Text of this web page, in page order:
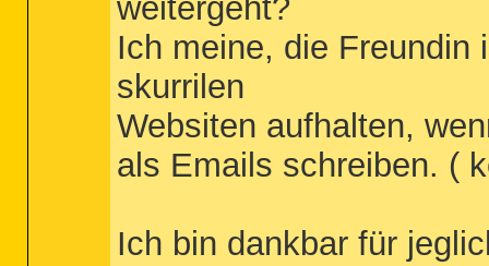
weitergeht?
Ich meine, die Freundin
skurrilen
Websiten aufhalten,
als Emails schreiben. (
Ich bin dankbar für